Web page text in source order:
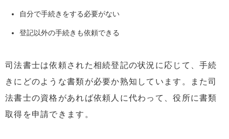
自分で手続きをする必要がない
登記以外の手続きも依頼できる
司法書士は依頼された相続登記の状況に応じて、手続
きにどのような書類が必要か熟知しています。また司
法書士の資格があれば依頼人に代わって、役所に書類
取得を申請できます。